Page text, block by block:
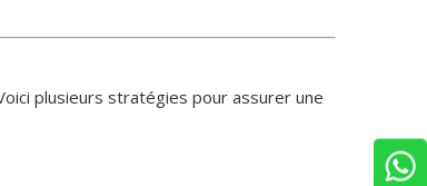
plusieurs stratégies pour assurer une